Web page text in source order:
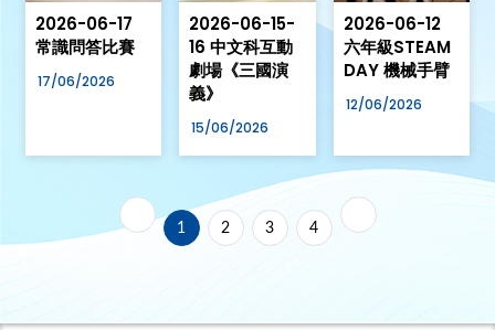
2026-06-17
常識問答比賽
17/06/2026
2026-06-15-
16 中文科互動
劇場《三國演
義》
15/06/2026
2026-06-12
六年級STEAM
DAY 機械手臂
12/06/2026
1 2 3 4